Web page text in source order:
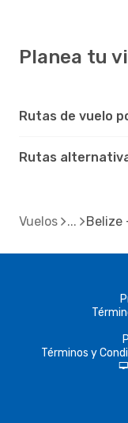
Planea tu
Rutas de vuelo
Rutas
Vuelos Belize
Términos y
d